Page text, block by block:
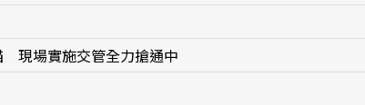
現場實施交管全力搶通中